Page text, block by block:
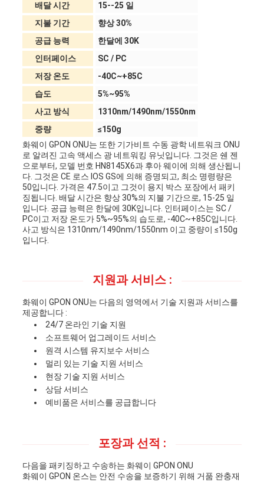
배달 시간
15--25 일
지불 기간
향상 30%
공급 능력
한달에 30K
인터페이스
SC / PC
저장 온도
-40C~+85C
습도
5%~95%
사고 방식
1310nm/1490nm/1550nm
중량
≤150g
화웨이 GPON ONU는 또한 기가비트 수동 광학 네트워크 ONU
로 알려진 고속 액세스 광 네트워킹 유닛입니다. 그것은 쉔 젠
으로부터, 모델 번호 HN8145X6과 후아 웨이에 의해 생산됩니
다. 그것은 CE 로스 IOS GS에 의해 증명되고, 최소 명령량은
50입니다. 가격은 47.5이고 그것이 용지 박스 포장에서 패키
징됩니다. 배달 시간은 향상 30%의 지불 기간으로, 15-25 일
입니다. 공급 능력은 한달에 30K입니다. 인터페이스는 SC /
PC이고 저장 온도가 5%~95%의 습도로, -40C~+85C입니다.
사고 방식은 1310nm/1490nm/1550nm 이고 중량이 ≤150g
입니다.
지원과 서비스 :
화웨이 GPON ONU는 다음의 영역에서 기술 지원과 서비스를
제공합니다 :
24/7 온라인 기술 지원
소프트웨어 업그레이드 서비스
원격 시스템 유지보수 서비스
멀리 있는 기술 지원 서비스
현장 기술 지원 서비스
상담 서비스
예비품은 서비스를 공급합니다
포장과 선적 :
다음을 패키징하고 수송하는 화웨이 GPON ONU
화웨이 GPON 온스는 안전 수송을 보증하기 위해 거품 완충재